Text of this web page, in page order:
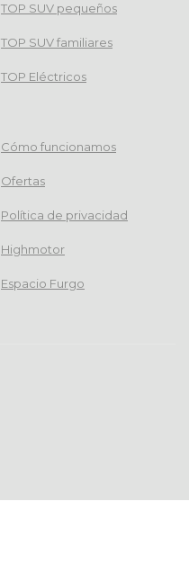
TOP SUV pequeños
TOP SUV familiares
TOP Eléctricos
Cómo funcionamos
Ofertas
Política de privacidad
Highmotor
Espacio Furgo